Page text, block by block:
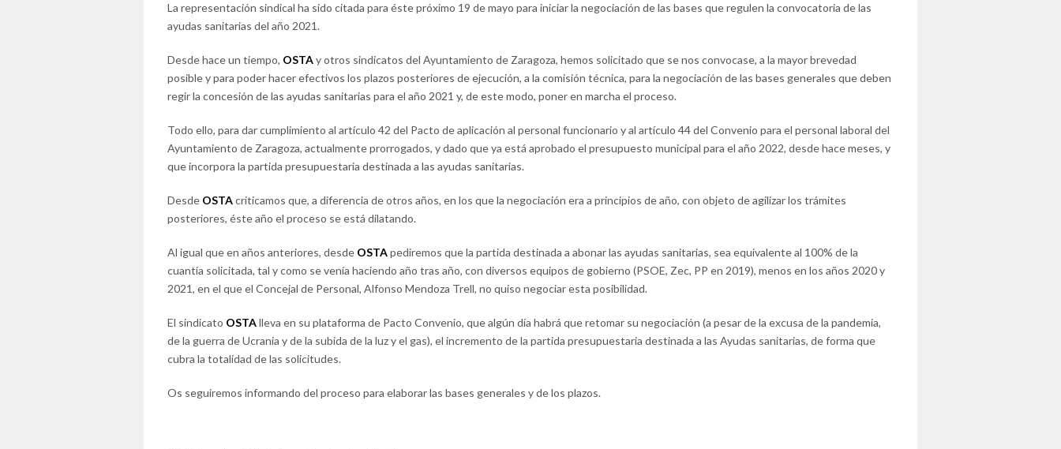
La representación sindical ha sido citada para éste próximo 19 de mayo para iniciar la negociación de las bases que regulen la convocatoria de las
ayudas sanitarias del año 2021.
Desde hace un tiempo, OSTAy otros sindicatos del Ayuntamiento de Zaragoza, hemos solicitado que se nos convocase, a la mayor brevedad
posible y para poder hacer efectivos los plazos posteriores de ejecución, a la comisión técnica, para la negociación de las bases generales que deben
regir la concesión de las ayudas sanitarias para el año 2021 y, de este modo, poner en marcha el proceso.
Todo ello, para dar cumplimiento al artículo 42 del Pacto de aplicación al personal funcionario y al artículo 44 del Convenio para el personal laboral del
Ayuntamiento de Zaragoza, actualmente prorrogados, y dado que ya está aprobado el presupuesto municipal para el año 2022, desde hace meses, y
que incorpora la partida presupuestaria destinada a las ayudas sanitarias.
Desde OSTAcriticamos que, a diferencia de otros años, en los que la negociación era a principios de año, con objeto de agilizar los trámites
posteriores, éste año el proceso se está dilatando.
Al igual que en años anteriores, desde OSTApediremos que la partida destinada a abonar las ayudas sanitarias, sea equivalente al 100% de la
cuantía solicitada, tal y como se venía haciendo año tras año, con diversos equipos de gobierno (PSOE, Zec, PP en 2019), menos en los años 2020 y
2021, en el que el Concejal de Personal, Alfonso Mendoza Trell, no quiso negociar esta posibilidad.
El sindicato OSTAlleva en su plataforma de Pacto Convenio, que algún día habrá que retomar su negociación (a pesar de la excusa de la pandemia,
de la guerra de Ucrania y de la subida de la luz y el gas), el incremento de la partida presupuestaria destinada a las Ayudas sanitarias, de forma que
cubra la totalidad de las solicitudes.
Os seguiremos informando del proceso para elaborar las bases generales y de los plazos.